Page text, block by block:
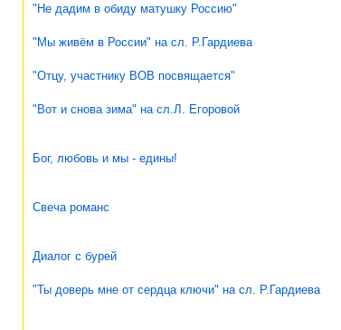
"Не дадим в обиду матушку Россию"
"Мы живём в России" на сл. Р.Гардиева
"Отцу, участнику ВОВ посвящается"
"Вот и снова зима" на сл.Л. Егоровой
Бог, любовь и мы - едины!
Свеча романс
Диалог с бурей
"Ты доверь мне от сердца ключи" на сл. Р.Гардиева